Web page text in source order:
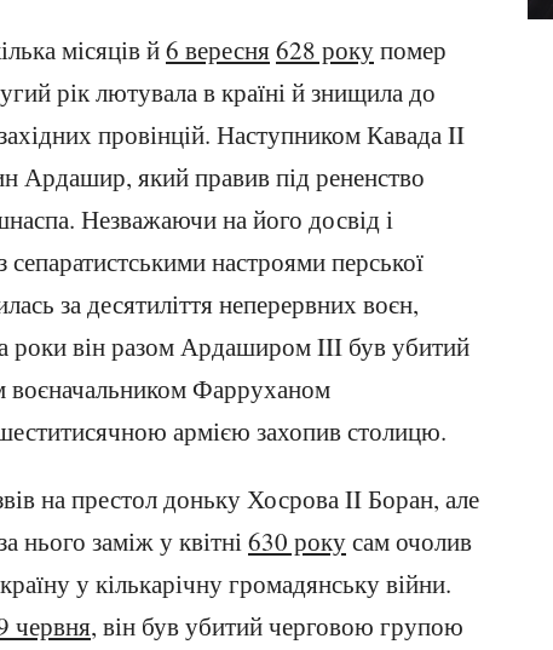
місяців й6 вересня628 рокупомер
рік лютувала в країні й знищила до
провінцій. Наступником Кавада II
Ардашир, який правив під рененство
Незважаючи на його досвід і
сепаратистськими настроями перської
за десятиліття неперервних воєн,
роки він разом Ардаширом III був убитий
воєначальником Фарруханом
армією захопив столицю.
на престол доньку Хосрова II Боран, але
нього заміж у квітні630 рокусам очолив
у кількарічну громадянську війни.
червня, він був убитий черговою групою